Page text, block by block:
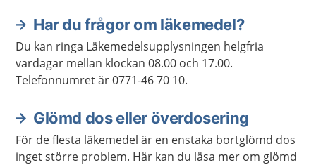
Har du frågor om läkemedel?
Du kan ringa Läkemedelsupplysningen helgfria
vardagar mellan klockan 08.00 och 17.00.
Telefonnumret är 0771-46 70 10.
Glömd dos eller överdosering
För de flesta läkemedel är en enstaka bortglömd dos
inget större problem. Här kan du läsa mer om glömd